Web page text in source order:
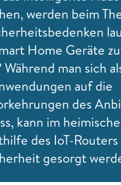
werden beim
Home Geräte
man sich
auf die
des
kann im
des IoT-
gesorgt